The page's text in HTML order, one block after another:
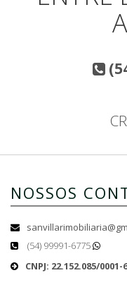
NOSSOS
(54) 99991-6775
CNPJ: 22.152.085/0001-